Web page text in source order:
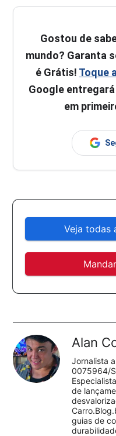
Gostou de
mundo? Garanta
é Grátis! Toque
Google
em
Veja todas
Alan
Jornalista
0075964/
de
guias de